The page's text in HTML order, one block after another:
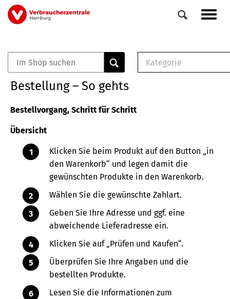
Direkt
zum
Veranstaltungen
0
Elemente
Kategorie
Buch
Bestellung – So gehts
Bestellvorgang, Schritt für Schritt
Übersicht
Klicken Sie beim Produkt auf den Button „in
den Warenkorb“ und legen damit die
gewünschten Produkte in den Warenkorb.
Wählen Sie die gewünschte Zahlart.
Geben Sie Ihre Adresse und ggf. eine
abweichende Lieferadresse ein.
Klicken Sie auf „Prüfen und Kaufen“.
Überprüfen Sie Ihre Angaben und die
bestellten Produkte.
Lesen Sie die Informationen zum